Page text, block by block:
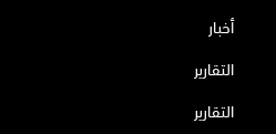
أخبار
التقارير
التقارير